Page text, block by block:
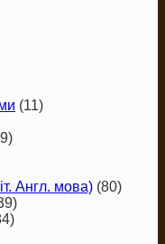
(11)
Англ. мова) (80)